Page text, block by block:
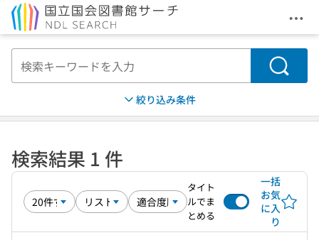
メ
検索
絞り込み条件
検索結果 1 件
タイト
ルでま
とめる
一括
お気
に入
り